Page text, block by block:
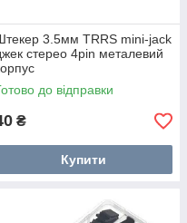
3.5мм TRRS mini-jack
стерео 4pin металевий
до відправки
₴
Купити